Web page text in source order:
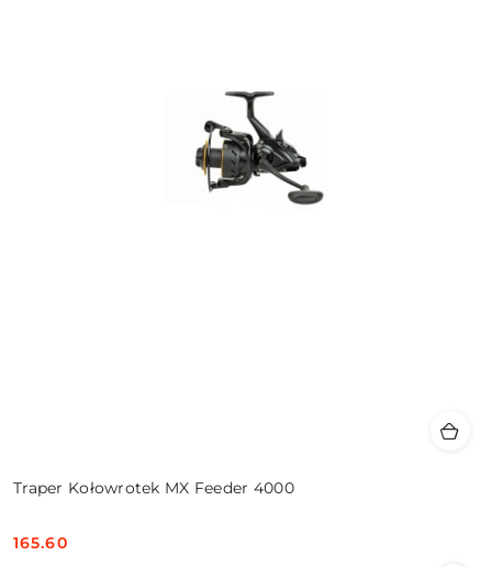
Traper Kołowrotek MX Feeder 4000
Cena:
165.60